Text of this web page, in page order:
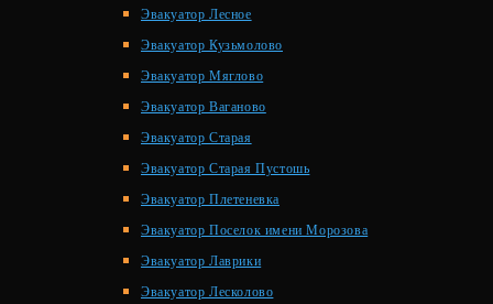
Эвакуатор Лесное
Эвакуатор Кузьмолово
Эвакуатор Мяглово
Эвакуатор Ваганово
Эвакуатор Старая
Эвакуатор Старая Пустошь
Эвакуатор Плетеневка
Эвакуатор Поселок имени Морозова
Эвакуатор Лаврики
Эвакуатор Лесколово